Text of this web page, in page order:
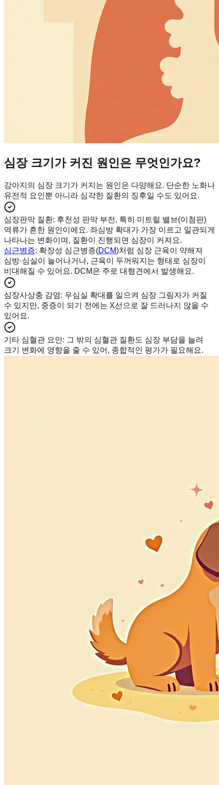
심장 크기가 커진 원인은 무엇인가요?
강아지의 심장 크기가 커지는 원인은 다양해요. 단순한 노화나
유전적 요인뿐 아니라 심각한 질환의 징후일 수도 있어요.
심장판막 질환: 후천성 판막 부전, 특히 미트럴 밸브(이첨판)
역류가 흔한 원인이에요. 좌심방 확대가 가장 이르고 일관되게
나타나는 변화이며, 질환이 진행되면 심장이 커져요.
심근병증: 확장성 심근병증(DCM)처럼 심장 근육이 약해져
심방·심실이 늘어나거나, 근육이 두꺼워지는 형태로 심장이
비대해질 수 있어요. DCM은 주로 대형견에서 발생해요.
심장사상충 감염: 우심실 확대를 일으켜 심장 그림자가 커질
수 있지만, 중증이 되기 전에는 X선으로 잘 드러나지 않을 수
있어요.
기타 심혈관 요인: 그 밖의 심혈관 질환도 심장 부담을 늘려
크기 변화에 영향을 줄 수 있어, 종합적인 평가가 필요해요.